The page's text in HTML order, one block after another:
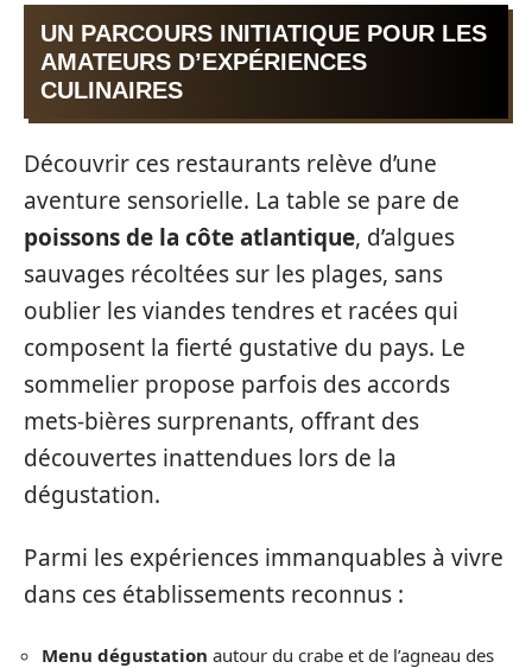
UN PARCOURS INITIATIQUE POUR LES
AMATEURS D’EXPÉRIENCES
CULINAIRES
Découvrir ces restaurants relève d’une
aventure sensorielle. La table se pare de
poissons de la côte atlantique, d’algues
sauvages récoltées sur les plages, sans
oublier les viandes tendres et racées qui
composent la fierté gustative du pays. Le
sommelier propose parfois des accords
mets-bières surprenants, offrant des
découvertes inattendues lors de la
dégustation.
Parmi les expériences immanquables à vivre
dans ces établissements reconnus :
Menu dégustation autour du crabe et de l’agneau des